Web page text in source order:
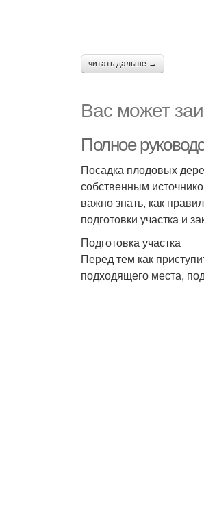
читать дальше →
Вас может
Полное
Посадка плодовых
собственным
важно знать, как
подготовки участка и
Подготовка участка
Перед тем как
подходящего места,